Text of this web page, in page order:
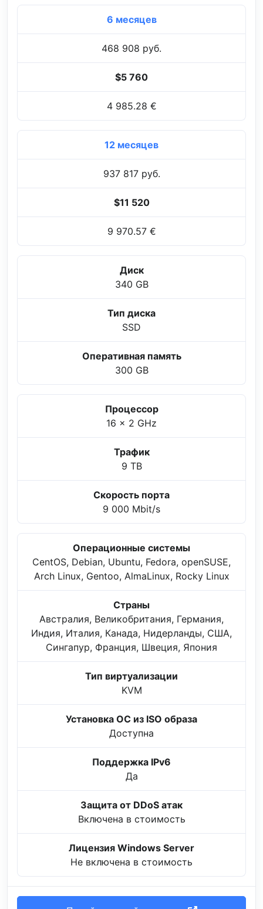
6 месяцев
468 908 руб.
$5 760
4 985.28 €
12 месяцев
937 817 руб.
$11 520
9 970.57 €
Диск
340 GB
Тип диска
SSD
Оперативная память
300 GB
Процессор
16 x 2 GHz
Трафик
9 TB
Скорость порта
9 000 Mbit/s
Операционные системы
CentOS, Debian, Ubuntu, Fedora, openSUSE,
Arch Linux, Gentoo, AlmaLinux, Rocky Linux
Страны
Австралия, Великобритания, Германия,
Индия, Италия, Канада, Нидерланды, США,
Сингапур, Франция, Швеция, Япония
Тип виртуализации
KVM
Установка ОС из ISO образа
Доступна
Поддержка IPv6
Да
Защита от DDoS атак
Включена в стоимость
Лицензия Windows Server
Не включена в стоимость